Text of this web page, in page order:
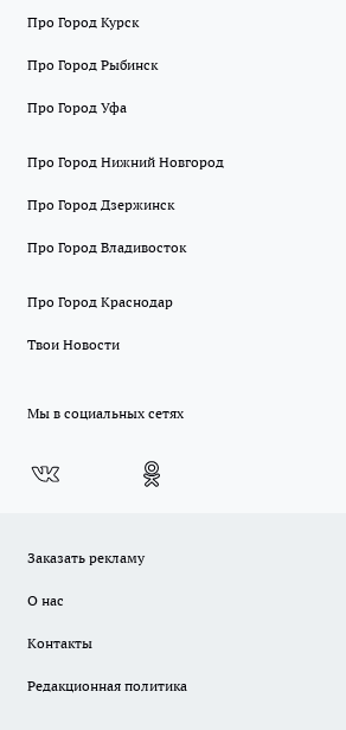
Про Город Курск
Про Город Рыбинск
Про Город Уфа
Про Город Нижний Новгород
Про Город Дзержинск
Про Город Владивосток
Про Город Краснодар
Твои Новости
Мы в социальных сетях
Заказать рекламу
О нас
Контакты
Редакционная политика